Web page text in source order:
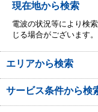
現在地から検索
電波の状況等により検
じる場合がございます。
エリアから検索
サービス条件から検